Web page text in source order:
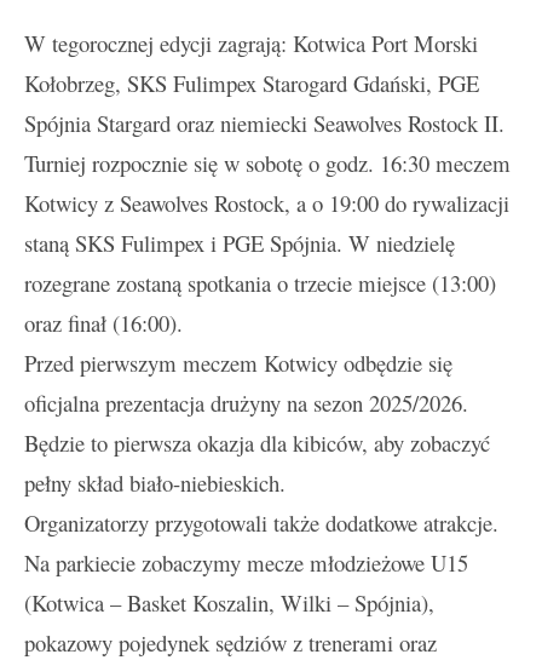
W tegorocznej edycji zagrają: Kotwica Port Morski
Kołobrzeg, SKS Fulimpex Starogard Gdański, PGE
Spójnia Stargard oraz niemiecki Seawolves Rostock II.
Turniej rozpocznie się w sobotę o godz. 16:30 meczem
Kotwicy z Seawolves Rostock, a o 19:00 do rywalizacji
staną SKS Fulimpex i PGE Spójnia. W niedzielę
rozegrane zostaną spotkania o trzecie miejsce (13:00)
oraz finał (16:00).
Przed pierwszym meczem Kotwicy odbędzie się
oficjalna prezentacja drużyny na sezon 2025/2026.
Będzie to pierwsza okazja dla kibiców, aby zobaczyć
pełny skład biało-niebieskich.
Organizatorzy przygotowali także dodatkowe atrakcje.
Na parkiecie zobaczymy mecze młodzieżowe U15
(Kotwica – Basket Koszalin, Wilki – Spójnia),
pokazowy pojedynek sędziów z trenerami oraz